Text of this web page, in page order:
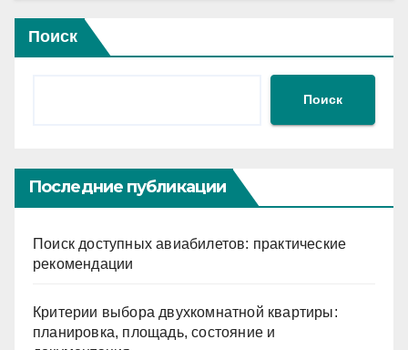
Поиск
Поиск
Последние публикации
Поиск доступных авиабилетов: практические
рекомендации
Критерии выбора двухкомнатной квартиры:
планировка, площадь, состояние и